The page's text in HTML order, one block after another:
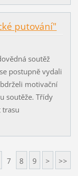
putování"
soutěž
postupně vydali
motivační
soutěže. Třídy
trasu
7 8 9 > >>